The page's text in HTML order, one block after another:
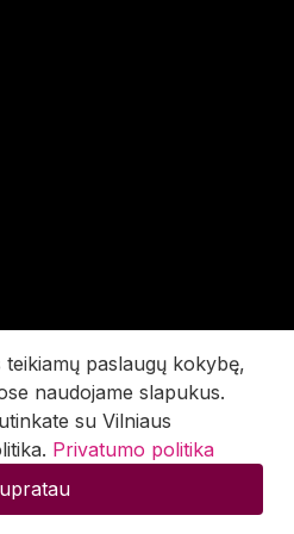
paslaugų kokybę,
naudojame slapukus.
su Vilniaus
Privatumo politika